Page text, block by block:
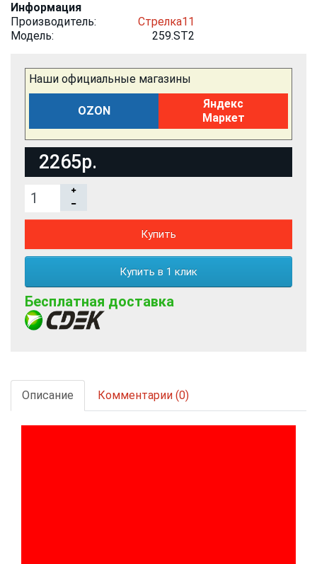
Информация
Производитель:
Стрелка11
Модель:
259.ST2
Наши официальные магазины
OZON
Яндекс
Маркет
2265р.
Купить
Купить в 1 клик
Бесплатная доставка
Описание Комментарии (0)